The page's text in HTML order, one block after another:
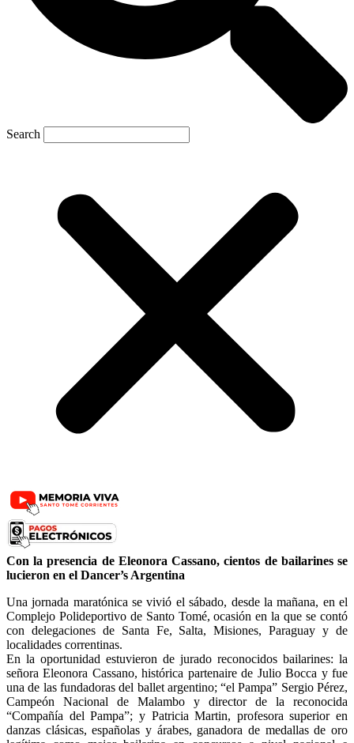
Search
Con la presencia de Eleonora Cassano, cientos de bailarines se
lucieron en el Dancer’s Argentina
Una jornada maratónica se vivió el sábado, desde la mañana, en el
Complejo Polideportivo de Santo Tomé, ocasión en la que se contó
con delegaciones de Santa Fe, Salta, Misiones, Paraguay y de
localidades correntinas.
En la oportunidad estuvieron de jurado reconocidos bailarines: la
señora Eleonora Cassano, histórica partenaire de Julio Bocca y fue
una de las fundadoras del ballet argentino; “el Pampa” Sergio Pérez,
Campeón Nacional de Malambo y director de la reconocida
“Compañía del Pampa”; y Patricia Martin, profesora superior en
danzas clásicas, españolas y árabes, ganadora de medallas de oro